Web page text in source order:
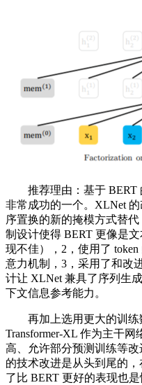
推荐理由：基于 BERT
非常成功的一个。XLNet
序置换的新的掩模方式替
制设计使得 BERT 更像是
现不佳），2，使用了
意力机制，3，采用了和改
计让 XLNet 兼具了序列生
下文信息参考能力。
再加上选用更大的训练
Transformer-XL 作为主干
高、允许部分预测训练等
的技术改进是从头到尾的
了比 BERT 更好的表现也